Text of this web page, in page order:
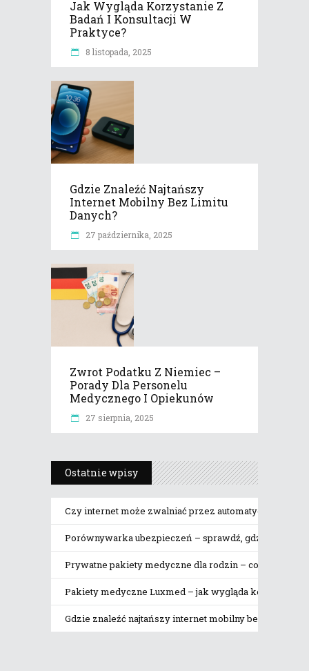
Jak Wygląda Korzystanie Z
Badań I Konsultacji W
Praktyce?
8 listopada, 2025
Gdzie Znaleźć Najtańszy
Internet Mobilny Bez Limitu
Danych?
27 października, 2025
Zwrot Podatku Z Niemiec –
Porady Dla Personelu
Medycznego I Opiekunów
27 sierpnia, 2025
Ostatnie wpisy
Czy internet może zwalniać przez automatyczne
Porównywarka ubezpieczeń – sprawdź, gdzie
Prywatne pakiety medyczne dla rodzin – co obejmują
Pakiety medyczne Luxmed – jak wygląda korzystanie
Gdzie znaleźć najtańszy internet mobilny bez limitu